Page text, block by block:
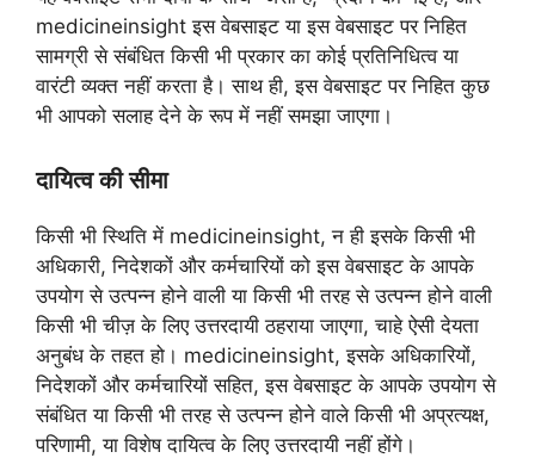
medicineinsight इस वेबसाइट या इस वेबसाइट पर निहित
सामग्री से संबंधित किसी भी प्रकार का कोई प्रतिनिधित्व या
वारंटी व्यक्त नहीं करता है। साथ ही, इस वेबसाइट पर निहित कुछ
भी आपको सलाह देने के रूप में नहीं समझा जाएगा।
दायित्व की सीमा
किसी भी स्थिति में medicineinsight, न ही इसके किसी भी
अधिकारी, निदेशकों और कर्मचारियों को इस वेबसाइट के आपके
उपयोग से उत्पन्न होने वाली या किसी भी तरह से उत्पन्न होने वाली
किसी भी चीज़ के लिए उत्तरदायी ठहराया जाएगा, चाहे ऐसी देयता
अनुबंध के तहत हो। medicineinsight, इसके अधिकारियों,
निदेशकों और कर्मचारियों सहित, इस वेबसाइट के आपके उपयोग से
संबंधित या किसी भी तरह से उत्पन्न होने वाले किसी भी अप्रत्यक्ष,
परिणामी, या विशेष दायित्व के लिए उत्तरदायी नहीं होंगे।